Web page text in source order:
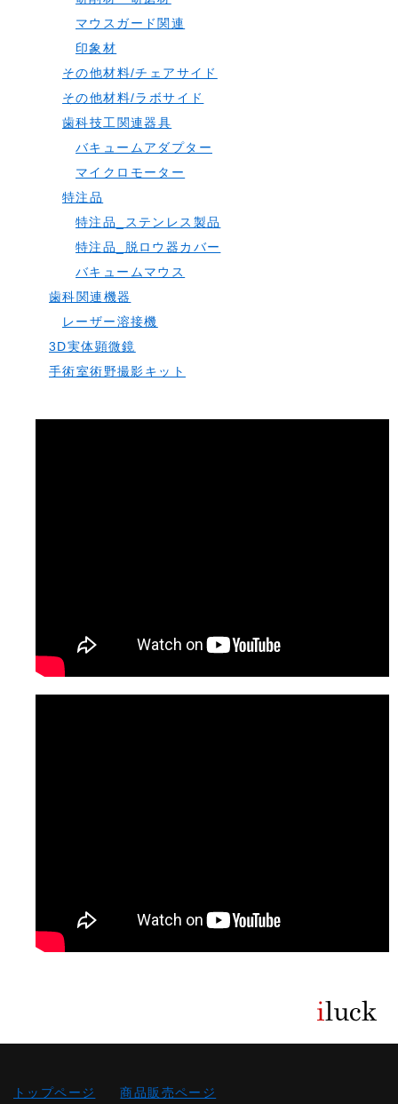
マウスガード関連
印象材
その他材料/チェアサイド
その他材料/ラボサイド
歯科技工関連器具
バキュームアダプター
マイクロモーター
特注品
特注品_ステンレス製品
特注品_脱ロウ器カバー
バキュームマウス
歯科関連機器
レーザー溶接機
3D実体顕微鏡
手術室術野撮影キット
トップページ 商品販売ページ